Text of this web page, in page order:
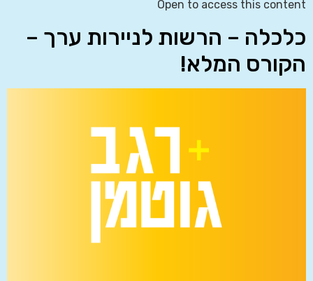
Open to access this content
כלכלה – הרשות לניירות ערך –
הקורס המלא!